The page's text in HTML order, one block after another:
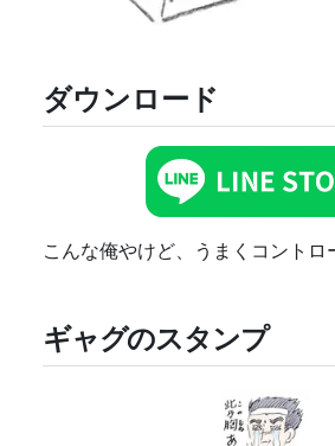
ダウンロード
こんな俺やけど、うまくコントロ
ギャグのスタンプ